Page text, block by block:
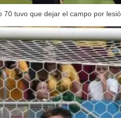
tuvo que dejar el campo por